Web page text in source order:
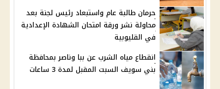
حرمان طالبة عام واستبعاد رئيس لجنة بعد
محاولة نشر ورقة امتحان الشهادة الإعدادية
في القليوبية
انقطاع مياه الشرب عن ببا وناصر بمحافظة
بني سويف السبت المقبل لمدة 3 ساعات